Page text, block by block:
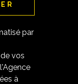
par
vos
à